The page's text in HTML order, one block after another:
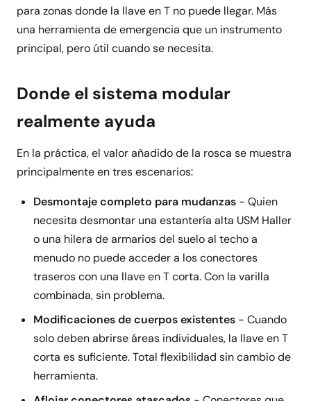
para zonas donde la llave en T no puede llegar. Más
una herramienta de emergencia que un instrumento
principal, pero útil cuando se necesita.
Donde el sistema modular
realmente ayuda
En la práctica, el valor añadido de la rosca se muestra
principalmente en tres escenarios:
Desmontaje completo para mudanzas - Quien
necesita desmontar una estantería alta USM Haller
o una hilera de armarios del suelo al techo a
menudo no puede acceder a los conectores
traseros con una llave en T corta. Con la varilla
combinada, sin problema.
Modificaciones de cuerpos existentes - Cuando
solo deben abrirse áreas individuales, la llave en T
corta es suficiente. Total flexibilidad sin cambio de
herramienta.